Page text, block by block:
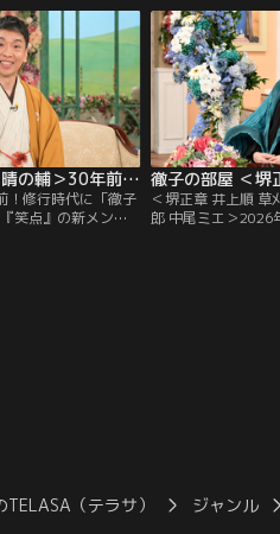
ューし、子どもたち
変身ポーズを披露し
出演の反響や、撮
伺う。
慢の後輩！現在58
演は28年前、人生
いう理由が…！？
俳優の田辺誠一さ
徹子の部屋 ＜立川晴の輔＞30年前！修行時代に「徹子の部屋」に（2026/07/30放送分）
！修行時代に「徹子
笑点』の新メンバ
＜堺正章 井上順 草
郎 中尾ミエ＞2026
面では…！？草刈
かったアメリカ人
（テラサ） ジャンル